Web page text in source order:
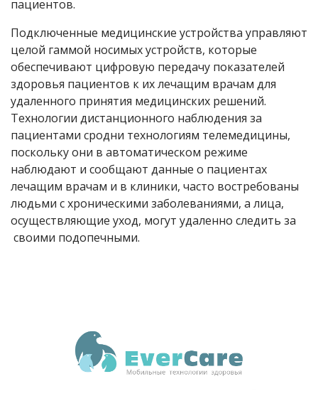
пациентов.
Подключенные медицинские устройства управляют
целой гаммой носимых устройств, которые
обеспечивают цифровую передачу показателей
здоровья пациентов к их лечащим врачам для
удаленного принятия медицинских решений.
Технологии дистанционного наблюдения за
пациентами сродни технологиям телемедицины,
поскольку они в автоматическом режиме
наблюдают и сообщают данные о пациентах
лечащим врачам и в клиники, часто востребованы
людьми с хроническими заболеваниями, а лица,
осуществляющие уход, могут удаленно следить за
своими подопечными.